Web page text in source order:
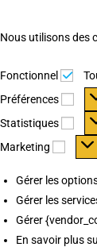
Nous utilisons des
Fonctionnel
Préférences
Statistiques
Marketing
Gérer les
Gérer les
Gérer
En savoir plus